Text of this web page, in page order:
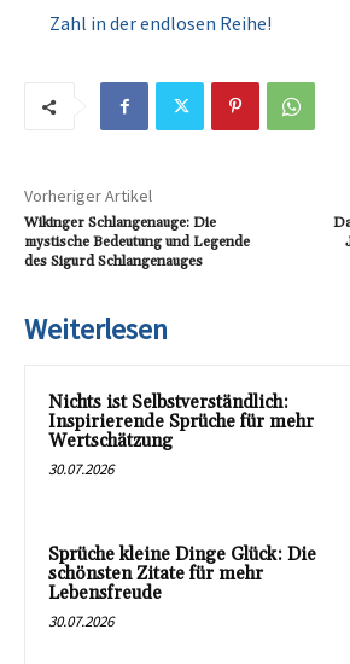
Zahl in der endlosen Reihe!
Vorheriger Artikel
Wikinger Schlangenauge: Die
mystische Bedeutung und Legende
des Sigurd Schlangenauges
Weiterlesen
Nichts ist Selbstverständlich:
Inspirierende Sprüche für mehr
Wertschätzung
30.07.2026
Sprüche kleine Dinge Glück: Die
schönsten Zitate für mehr
Lebensfreude
30.07.2026